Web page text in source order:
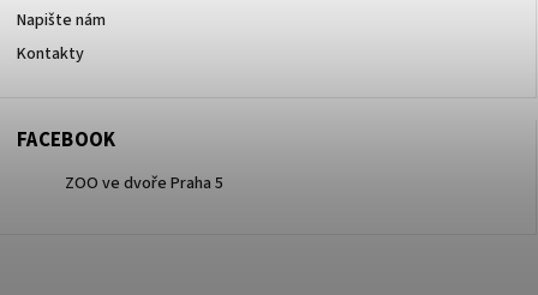
Napište nám
Kontakty
FACEBOOK
ZOO ve dvoře Praha 5